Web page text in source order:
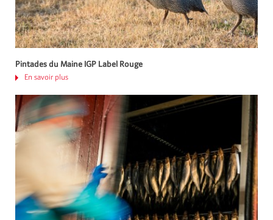
Pintades du Maine IGP Label Rouge
En savoir plus